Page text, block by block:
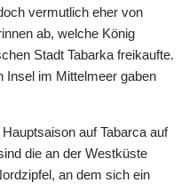
vermutlich eher von
ab, welche König
Stadt Tabarka freikaufte.
Insel im Mittelmeer gaben
auf Tabarca auf
die an der Westküste
an dem sich ein